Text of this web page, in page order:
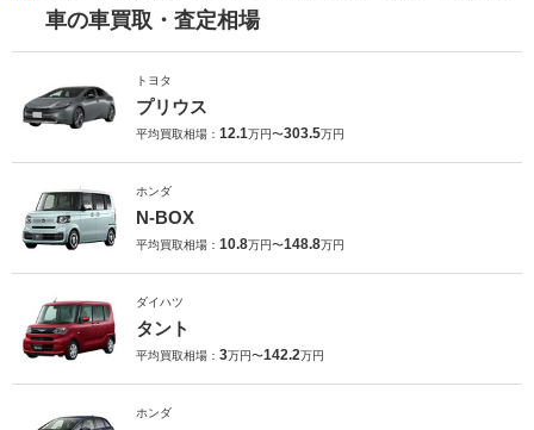
車の車買取・査定相場
トヨタ
プリウス
平均買取相場： 12.1万円〜303.5万円
ホンダ
N-BOX
平均買取相場： 10.8万円〜148.8万円
ダイハツ
タント
平均買取相場： 3万円〜142.2万円
ホンダ